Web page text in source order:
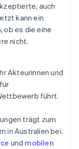
auch
kann ein
ob es die eine
nicht.
Akteurinnen und
führt.
trägt zum
in Australien bei.
und mobilen